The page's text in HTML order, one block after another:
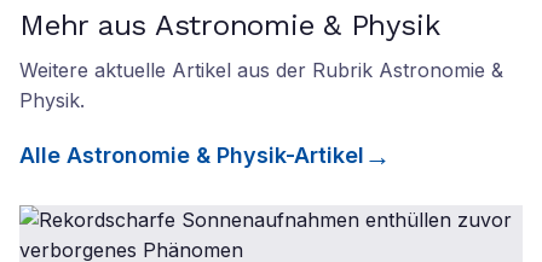
Mehr aus Astronomie & Physik
Weitere aktuelle Artikel aus der Rubrik Astronomie &
Physik.
Alle Astronomie & Physik-Artikel